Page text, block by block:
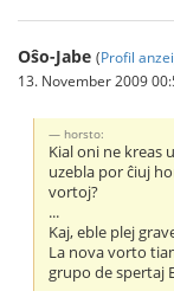
Oŝo-Jabe (Profil
13. November 2009
horsto:
Kial oni ne kreas
uzebla por ĉiuj
vortoj?
...
Kaj, eble plej
La nova vorto
grupo de spertaj